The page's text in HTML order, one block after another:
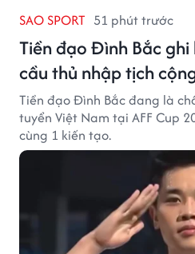
SAO SPORT 51 phút trước
Tiền đạo Đình Bắc
cầu thủ nhập tịch
Tiền đạo Đình Bắc đang là
tuyển Việt Nam tại AFF Cup
cùng 1 kiến tạo.